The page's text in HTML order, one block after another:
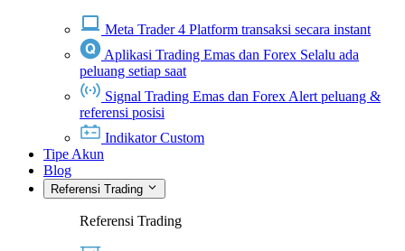
Meta Trader 4 Platform transaksi secara instant
Aplikasi Trading Emas dan Forex Selalu ada
peluang setiap saat
Signal Trading Emas dan Forex Alert peluang &
referensi posisi
Indikator Custom
Tipe Akun
Blog
Referensi Trading
Referensi Trading